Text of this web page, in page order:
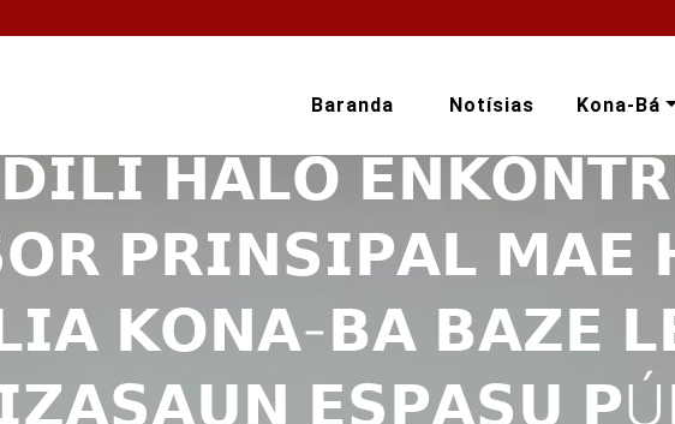
Baranda Notísias Kona-Bá
𝗛𝗔𝗟𝗢
𝗣𝗥𝗜𝗡𝗦𝗜𝗣𝗔𝗟 𝗠𝗔𝗘
𝗞𝗢𝗡𝗔-𝗕𝗔 𝗕𝗔𝗭𝗘
𝗘𝗦𝗣𝗔𝗦𝗨